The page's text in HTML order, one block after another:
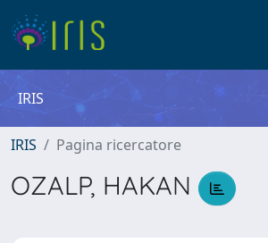
IRIS
IRIS Pagina ricercatore
OZALP, HAKAN